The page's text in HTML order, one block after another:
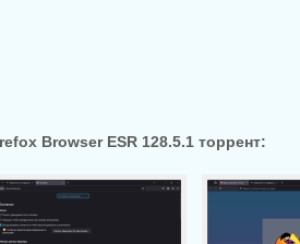
Browser ESR 128.5.1 торрент: